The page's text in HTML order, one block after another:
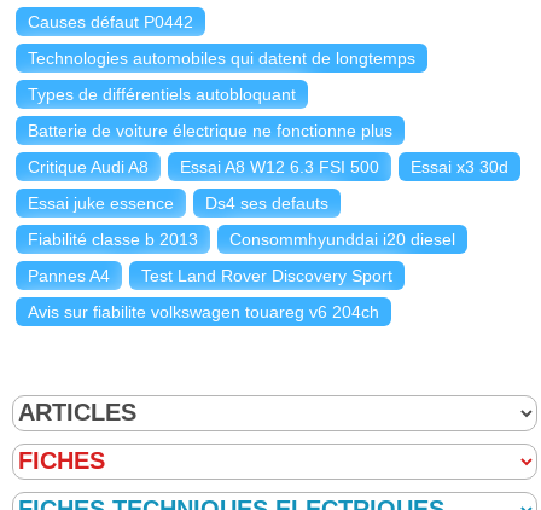
Causes défaut P0442
Technologies automobiles qui datent de longtemps
Types de différentiels autobloquant
Batterie de voiture électrique ne fonctionne plus
Critique Audi A8
Essai A8 W12 6.3 FSI 500
Essai x3 30d
Essai juke essence
Ds4 ses defauts
Fiabilité classe b 2013
Consommhyunddai i20 diesel
Pannes A4
Test Land Rover Discovery Sport
Avis sur fiabilite volkswagen touareg v6 204ch